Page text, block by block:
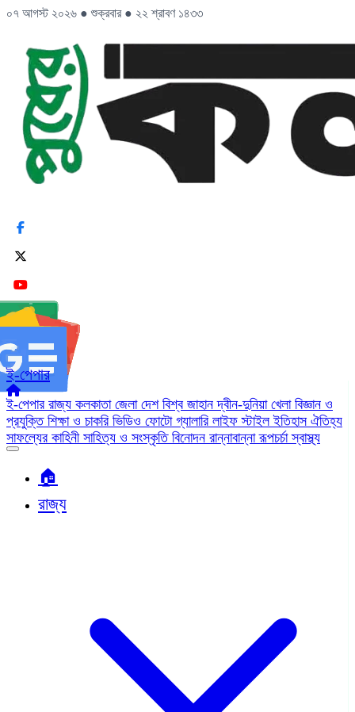
০৭ আগস্ট ২০২৬ ● শুক্রবার ● ২২ শ্রাবণ ১৪৩৩
ই-পেপার
ই-পেপার রাজ্য কলকাতা জেলা দেশ বিশ্ব জাহানদ্বীন-দুনিয়া খেলা বিজ্ঞান ও
প্রযুক্তি শিক্ষা ও চাকরি ভিডিও ফোটো গ্যালারি লাইফ স্টাইলইতিহাস ঐতিহ্য
সাফল্যের কাহিনী সাহিত্য ও সংস্কৃতি বিনোদন রান্নাবান্নারূপচর্চাস্বাস্থ্য
🏠︎
রাজ্য